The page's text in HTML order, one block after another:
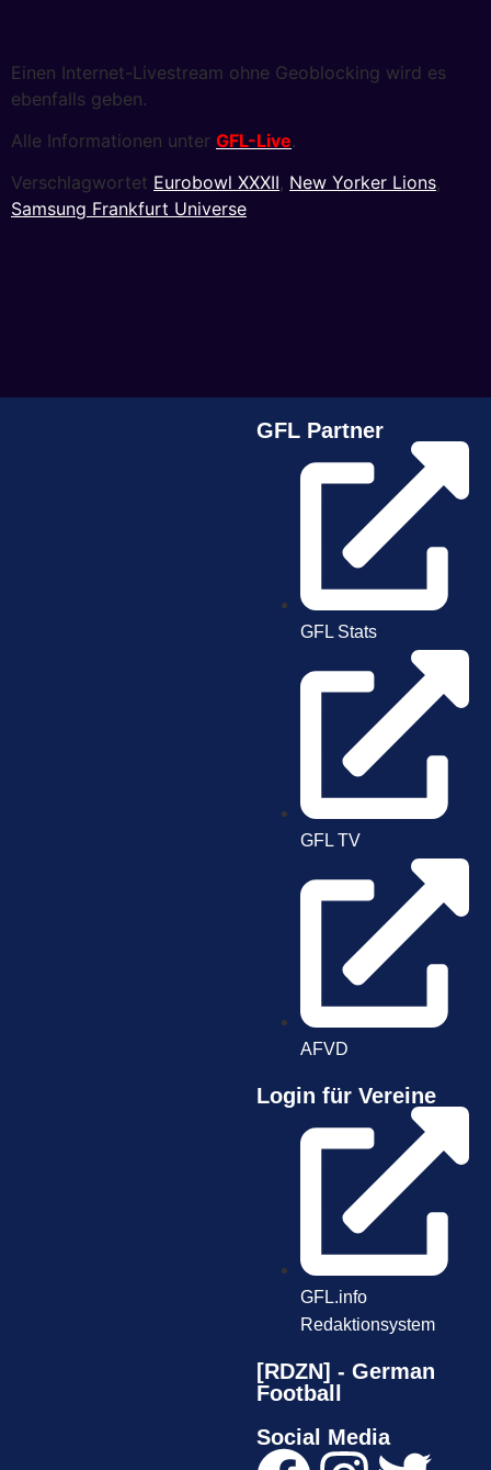
Einen Internet-Livestream ohne Geoblocking wird es
ebenfalls geben.
Alle Informationen unter GFL-Live.
Verschlagwortet Eurobowl XXXII, New Yorker Lions,
Samsung Frankfurt Universe
GFL Partner
GFL Stats
GFL TV
AFVD
Login für Vereine
GFL.info
Redaktionsystem
[RDZN] - German
Football
Social Media